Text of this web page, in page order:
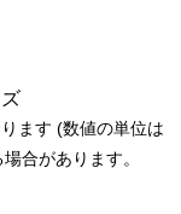
ます (数値の単位は
合があります。